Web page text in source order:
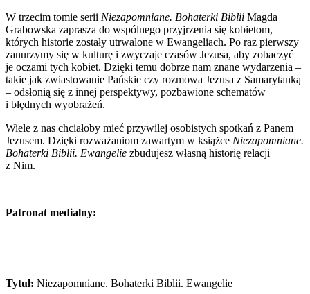
W trzecim tomie serii Niezapomniane. Bohaterki Biblii Magda
Grabowska zaprasza do wspólnego przyjrzenia się kobietom,
których historie zostały utrwalone w Ewangeliach. Po raz pierwszy
zanurzymy się w kulturę i zwyczaje czasów Jezusa, aby zobaczyć
je oczami tych kobiet. Dzięki temu dobrze nam znane wydarzenia –
takie jak zwiastowanie Pańskie czy rozmowa Jezusa z Samarytanką
– odsłonią się z innej perspektywy, pozbawione schematów
i błędnych wyobrażeń.
Wiele z nas chciałoby mieć przywilej osobistych spotkań z Panem
Jezusem. Dzięki rozważaniom zawartym w książce Niezapomniane.
Bohaterki Biblii. Ewangelie zbudujesz własną historię relacji
z Nim.
Patronat medialny:
Tytuł: Niezapomniane. Bohaterki Biblii. Ewangelie